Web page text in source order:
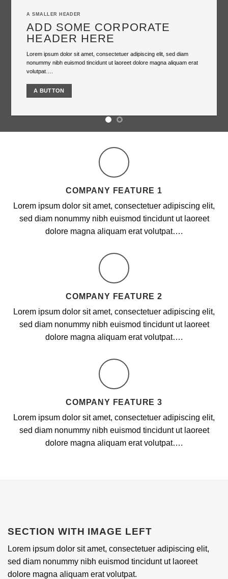
A SMALLER HEADER
ADD SOME CORPORATE
HEADER HERE
Lorem ipsum dolor sit amet, consectetuer adipiscing elit, sed diam
nonummy nibh euismod tincidunt ut laoreet dolore magna aliquam erat
volutpat….
A BUTTON
COMPANY FEATURE 1
Lorem ipsum dolor sit amet, consectetuer adipiscing elit,
sed diam nonummy nibh euismod tincidunt ut laoreet
dolore magna aliquam erat volutpat….
COMPANY FEATURE 2
Lorem ipsum dolor sit amet, consectetuer adipiscing elit,
sed diam nonummy nibh euismod tincidunt ut laoreet
dolore magna aliquam erat volutpat….
COMPANY FEATURE 3
Lorem ipsum dolor sit amet, consectetuer adipiscing elit,
sed diam nonummy nibh euismod tincidunt ut laoreet
dolore magna aliquam erat volutpat….
SECTION WITH IMAGE LEFT
Lorem ipsum dolor sit amet, consectetuer adipiscing elit,
sed diam nonummy nibh euismod tincidunt ut laoreet
dolore magna aliquam erat volutpat.